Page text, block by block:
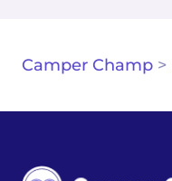
Camper Champ >